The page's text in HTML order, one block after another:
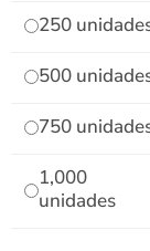
250 unidades
500 unidades
750 unidades
1,000
unidades